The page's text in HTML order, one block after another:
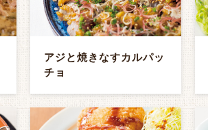
アジと焼きなすカルパッ
チョ